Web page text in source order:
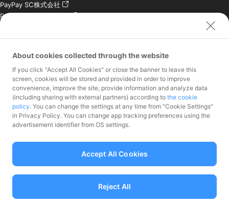
PayPay SC株式会社
PayPay India Pvt. Ltd.
会社
お問い合わせ
加盟店様専用お問い合わ
報道関係者様専用お問い
合わせ
株主・投資家様専用お問
資金移動業者 関東財務局長第00068号、前払式支払手段（第三者型）発行
About cookies collected through the website
If you click "Accept All Cookies" or close the banner to leave this
screen, cookies will be stored and provided in order to improve
convenience, improve the site, provide information and analyze data
(including sharing with external partners) according to the cookie
policy. You can change the settings at any time from "Cookie Settings"
in Privacy Policy. You can change app tracking preferences using the
advertisement identifier from OS settings.
Reject All
Accept All Cookies